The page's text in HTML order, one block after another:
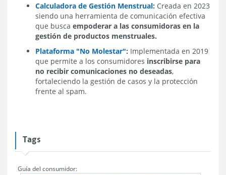
Calculadora de Gestión Menstrual: Creada en 2023
siendo una herramienta de comunicación efectiva
que busca empoderar a las consumidoras en la
gestión de productos menstruales.
Plataforma "No Molestar": Implementada en 2019
que permite a los consumidores inscribirse para
no recibir comunicaciones no deseadas,
fortaleciendo la gestión de casos y la protección
frente al spam.
Tags
Guía del consumidor: